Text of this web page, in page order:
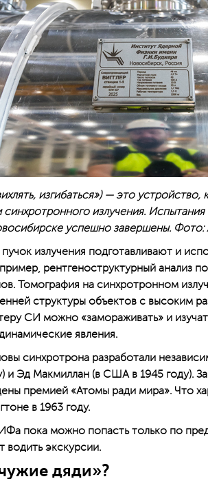
изгибаться») — это
синхротронного излучения.
успешно завершены. Фото:
излучения подготавливают и
рентгеноструктурный анализ
Томография на синхротронном
структуры объектов с высоким
СИ можно «замораживать» и
явления.
синхротрона разработали
и Эд Макмиллан (в США в 1945 году).
премией «Атомы ради мира». Что
в 1963 году.
пока можно попасть только по
водить экскурсии.
дяди»?